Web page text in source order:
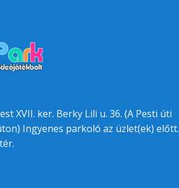
XVII. ker. Berky Lili u. 36. (A Pesti úti
Ingyenes parkoló az üzlet(ek) előtt.